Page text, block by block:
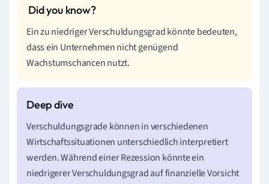
Ein zu niedriger Verschuldungsgrad könnte bedeuten,
dass ein Unternehmen nicht genügend
Wachstumschancen nutzt.
Verschuldungsgrade können in verschiedenen
Wirtschaftssituationen unterschiedlich interpretiert
werden. Während einer Rezession könnte ein
niedrigerer Verschuldungsgrad auf finanzielle Vorsicht